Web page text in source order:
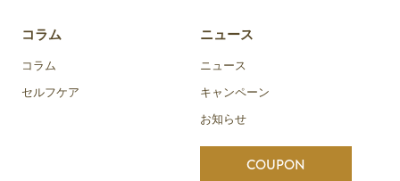
コラム
コラム
セルフケア
ニュース
ニュース
キャンペーン
お知らせ
COUPON